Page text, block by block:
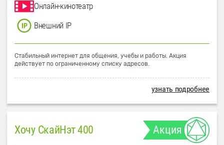
Онлайн-кинотеатр
Внешний IP
Стабильный интернет для общения, учебы и работы. Акция
действует по ограниченному списку адресов.
узнать подробнее
Хочу СкайНэт 400 Акция